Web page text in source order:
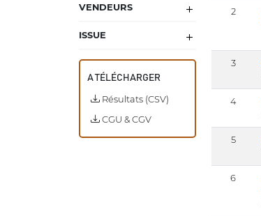
2
3
4
5
6
VENDEURS
ISSUE
A TÉLÉCHARGER
Résultats (CSV)
CGU & CGV